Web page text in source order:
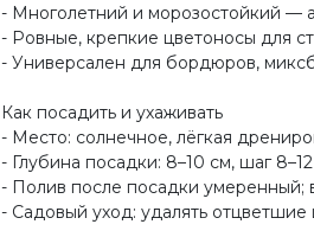
- Многолетний и морозостойкий —
- Ровные, крепкие цветоносы для
- Универсален для бордюров,
Как посадить и ухаживать
- Место: солнечное, лёгкая
- Глубина посадки: 8–10 см, шаг
- Полив после посадки
- Садовый уход: удалять отцветшие